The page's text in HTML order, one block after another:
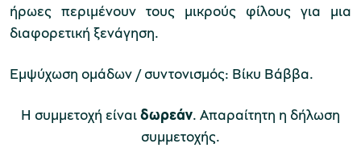
Μουσείο Αργυροτεχνίας
ομάδες
προγράμματα
ήρωες περιμένουν τους μικρούς φίλους για μια
διαφορετική ξενάγηση.
Εμψύχωση ομάδων / συντονισμός: Βίκυ Βάββα.
Η συμμετοχή είναιδωρεάν. Απαραίτητη η δήλωση
συμμετοχής.